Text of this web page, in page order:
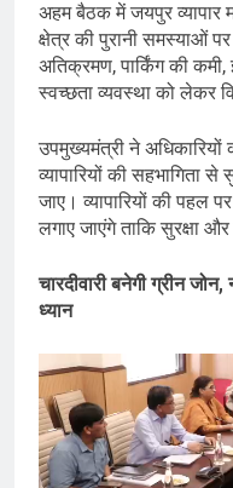
अहम बैठक में जयपुर व्यापार
क्षेत्र की पुरानी समस्याओं
अतिक्रमण, पार्किंग की
स्वच्छता व्यवस्था को लेकर
उपमुख्यमंत्री ने अधिकारियों
व्यापारियों की सहभागिता
जाए। व्यापारियों की पहल
लगाए जाएंगे ताकि सुरक्षा
चारदीवारी बनेगी ग्रीन
ध्यान